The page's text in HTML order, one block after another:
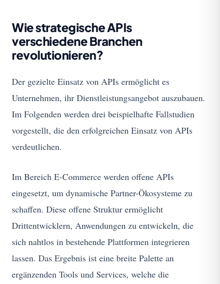
Wie strategische APIs
verschiedene Branchen
revolutionieren?
Der gezielte Einsatz von APIs ermöglicht es
Unternehmen, ihr Dienstleistungsangebot auszubauen.
Im Folgenden werden drei beispielhafte Fallstudien
vorgestellt, die den erfolgreichen Einsatz von APIs
verdeutlichen.
Im Bereich E-Commerce werden offene APIs
eingesetzt, um dynamische Partner-Ökosysteme zu
schaffen. Diese offene Struktur ermöglicht
Drittentwicklern, Anwendungen zu entwickeln, die
sich nahtlos in bestehende Plattformen integrieren
lassen. Das Ergebnis ist eine breite Palette an
ergänzenden Tools und Services, welche die